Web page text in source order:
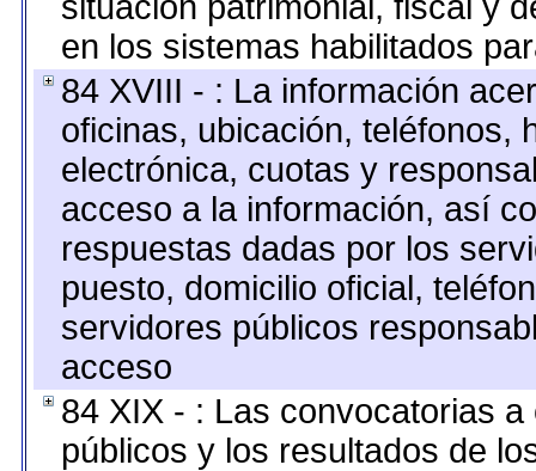
en los sistemas habilitados
84 XVIII - : La información
oficinas, ubicación, teléfonos,
electrónica, cuotas y
acceso a la información, así
respuestas dadas por los
puesto, domicilio oficial,
servidores públicos
acceso
84 XIX - : Las convocatorias
públicos y los resultados de